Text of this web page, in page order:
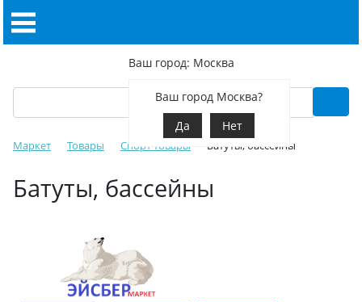
Ваш город: Москва
Ваш город Москва?
Да
Нет
Маркет Товары Спорт товары Батуты, бассейны
Батуты, бассейны